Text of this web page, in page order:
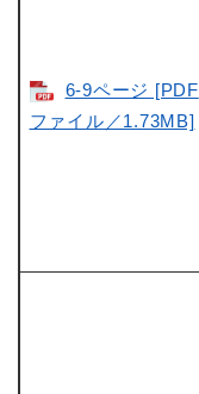
6-9ページ [PDF
ファイル／1.73MB]